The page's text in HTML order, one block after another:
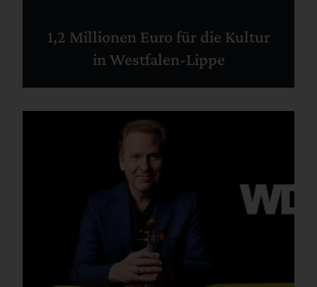
1,2 Millionen Euro für die Kultur
in Westfalen-Lippe